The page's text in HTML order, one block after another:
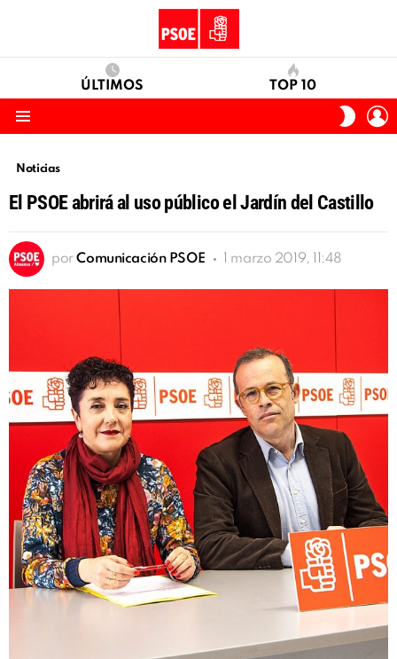
ÚLTIMOS TOP 10
SKIN
Noticias
El PSOE abrirá al uso público el Jardín del Castillo
por Comunicación PSOE 1 marzo 2019, 11:48